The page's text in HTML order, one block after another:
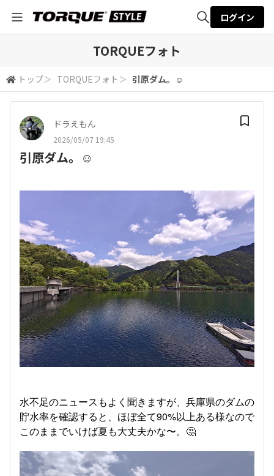
検索
ログイン
TORQUEフォト
トップ＞ TORQUEフォト ＞ 引原ダム。☺️
ドラえもん
2026/05/07 19:45
引原ダム。☺️
水不足のニュースもよく聞きますが、兵庫県のダムの
貯水率を確認すると、ほぼ全て90%以上ある様なので
このままでいけば夏も大丈夫かな〜。🤔